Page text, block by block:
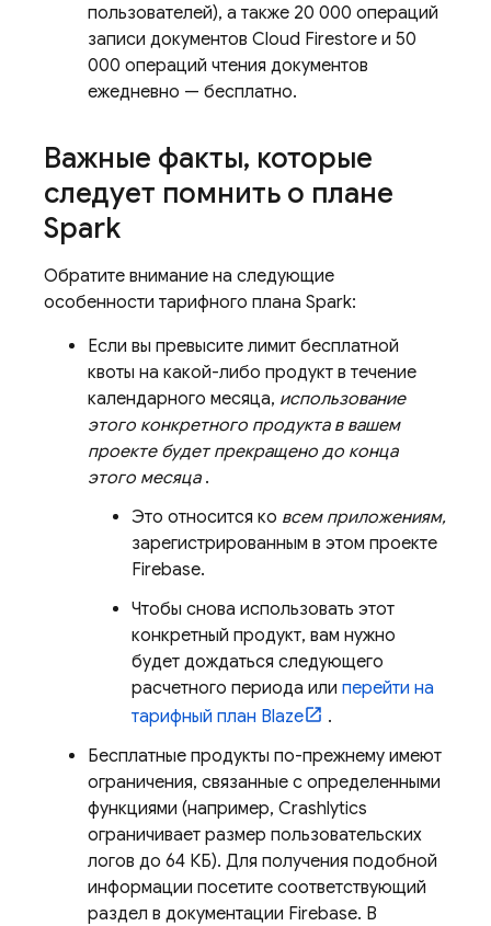
пользователей), а также 20 000 операций
записи документов Cloud Firestore и 50
000 операций чтения документов
ежедневно — бесплатно.
Важные факты, которые
следует помнить о плане
Spark
Обратите внимание на следующие
особенности тарифного плана Spark:
Если вы превысите лимит бесплатной
квоты на какой-либо продукт в течение
календарного месяца, использование
этого конкретного продукта в вашем
проекте будет прекращено до конца
этого месяца.
Это относится ко всем приложениям,
зарегистрированным в этом проекте
Firebase.
Чтобы снова использовать этот
конкретный продукт, вам нужно
будет дождаться следующего
расчетного периода или перейти на
тарифный план Blaze
.
Бесплатные продукты по-прежнему имеют
ограничения, связанные с определенными
функциями (например, Crashlytics
ограничивает размер пользовательских
логов до 64 КБ). Для получения подобной
информации посетите соответствующий
раздел в документации Firebase. В